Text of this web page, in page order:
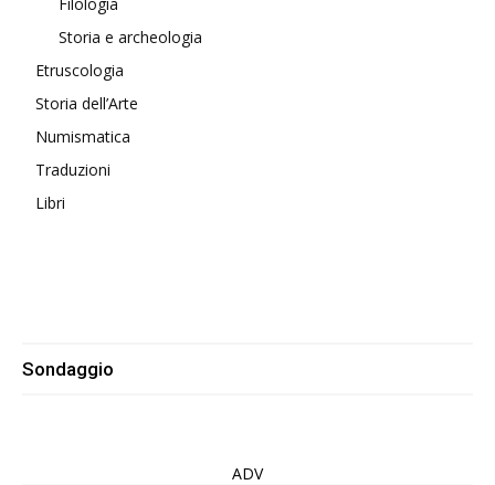
Storia e archeologia
Etruscologia
Storia dell’Arte
Numismatica
Traduzioni
Libri
Sondaggio
ADV